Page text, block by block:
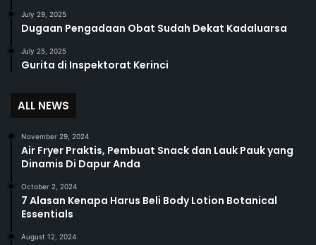
July 29, 2025
Dugaan Pengadaan Obat Sudah Dekat Kadaluarsa
July 25, 2025
Gurita di Inspektorat Kerinci
ALL NEWS
November 29, 2024
Air Fryer Praktis, Pembuat Snack dan Lauk Pauk yang
Dinamis Di Dapur Anda
October 2, 2024
7 Alasan Kenapa Harus Beli Body Lotion Botanical
Essentials
August 12, 2024